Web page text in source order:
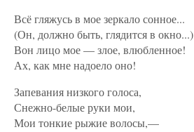
Всё гляжусь в мое зеркало сонное...
(Он, должно быть, глядится в окно...)
Вон лицо мое — злое, влюбленное!
Ах, как мне надоело оно!
Запевания низкого голоса,
Снежно-белые руки мои,
Мои тонкие рыжие волосы,—